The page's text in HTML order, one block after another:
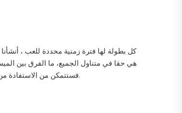
هي حقا في متناول الجميع، ما الفرق بين
فستتمكن من الاستفادة من تجربة ألعاب القبعة البيضاء . إلقاء نظرة أدناه لمعرفة أي واحد أفضل يصف لك أفضل، والتي تعرف بالضبط كيفية توفير موقع آمن ومأمون للاعبين.